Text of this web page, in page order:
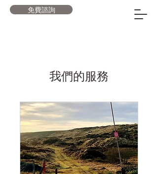
免費諮詢
我們的服務